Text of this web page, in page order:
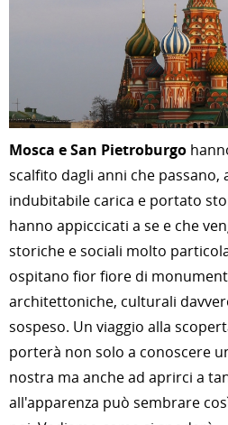
Mosca e San Pietroburgo
scalfito dagli anni che passano,
indubitabile carica e portato
hanno appiccicati a se e che
storiche e sociali molto
ospitano fior fiore di
architettoniche, culturali
sospeso. Un viaggio alla
porterà non solo a conoscere
nostra ma anche ad aprirci a
all'apparenza può sembrare